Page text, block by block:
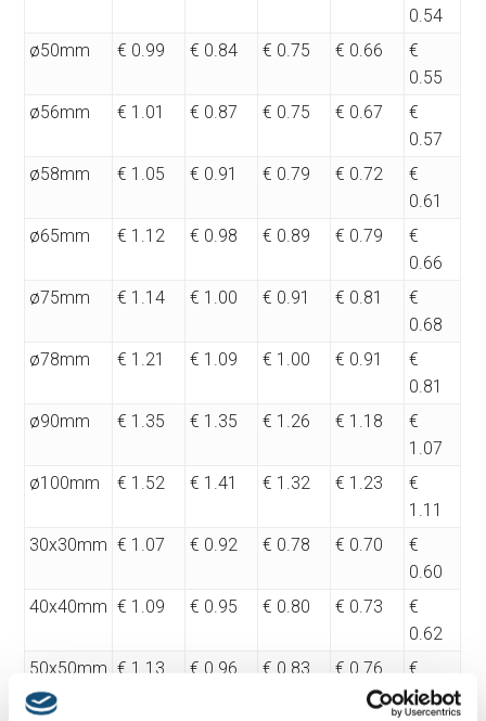
0.54
ø50mm
€ 0.99 € 0.84 € 0.75 € 0.66
€
0.55
ø56mm
€ 1.01 € 0.87 € 0.75 € 0.67
€
0.57
ø58mm
€ 1.05 € 0.91 € 0.79 € 0.72
€
0.61
ø65mm
€ 1.12 € 0.98 € 0.89 € 0.79
€
0.66
ø75mm
€ 1.14 € 1.00 € 0.91 € 0.81
€
0.68
ø78mm
€ 1.21 € 1.09 € 1.00 € 0.91
€
0.81
ø90mm
€ 1.35 € 1.35 € 1.26 € 1.18
€
1.07
ø100mm
€ 1.52 € 1.41 € 1.32 € 1.23
€
1.11
30x30mm € 1.07 € 0.92 € 0.78 € 0.70
€
0.60
40x40mm € 1.09 € 0.95 € 0.80 € 0.73
€
0.62
50x50mm € 1.13 € 0.96 € 0.83 € 0.76
€
0.65